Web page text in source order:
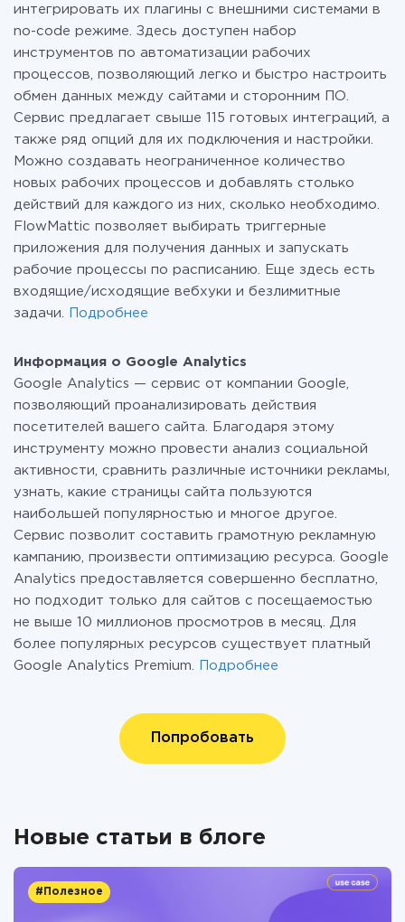
интегрировать их плагины с внешними системами в
no-code режиме. Здесь доступен набор
инструментов по автоматизации рабочих
процессов, позволяющий легко и быстро настроить
обмен данных между сайтами и сторонним ПО.
Сервис предлагает свыше 115 готовых интеграций, а
также ряд опций для их подключения и настройки.
Можно создавать неограниченное количество
новых рабочих процессов и добавлять столько
действий для каждого из них, сколько необходимо.
FlowMattic позволяет выбирать триггерные
приложения для получения данных и запускать
рабочие процессы по расписанию. Еще здесь есть
входящие/исходящие вебхуки и безлимитные
задачи.
Подробнее
Информация о Google Analytics
Google Analytics — сервис от компании Google,
позволяющий проанализировать действия
посетителей вашего сайта. Благодаря этому
инструменту можно провести анализ социальной
активности, сравнить различные источники рекламы,
узнать, какие страницы сайта пользуются
наибольшей популярностью и многое другое.
Сервис позволит составить грамотную рекламную
кампанию, произвести оптимизацию ресурса. Google
Analytics предоставляется совершенно бесплатно,
но подходит только для сайтов с посещаемостью
не выше 10 миллионов просмотров в месяц. Для
более популярных ресурсов существует платный
Google Analytics Premium.
Подробнее
Попробовать
Новые статьи в блоге
#Полезное